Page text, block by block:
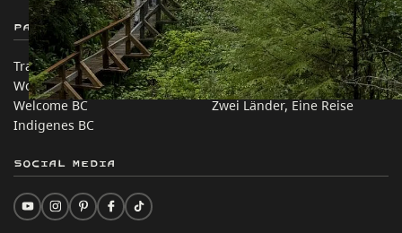
Partnerseiten
Trade & Invest BC
Work BC
Welcome BC
Indigenes BC
Auf dieser Website
Reisevorschläge
Praktische Tipps
Zwei Länder, Eine Reise
Social Media